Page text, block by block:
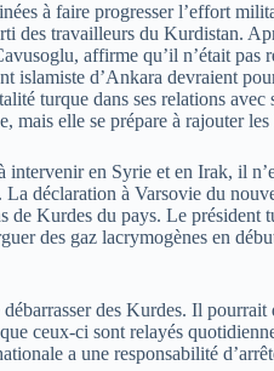
à faire progresser l’effort
des travailleurs du Kurdistan.
affirme qu’il n’était pas
d’Ankara devraient
turque dans ses relations avec
mais elle se prépare à rajouter
en Syrie et en Irak, il
déclaration à Varsovie du
Kurdes du pays. Le
des gaz lacrymogènes en
des Kurdes. Il
ceux-ci sont relayés
a une responsabilité